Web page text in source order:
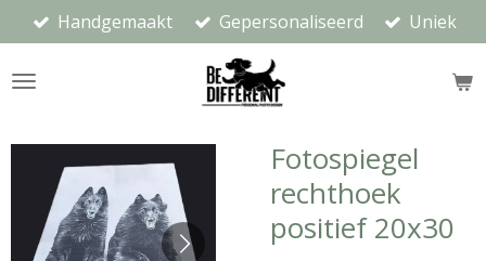
direct
naar
Handgemaakt Gepersonaliseerd Uniek
Fotospiegel
rechthoek
positief 20x30